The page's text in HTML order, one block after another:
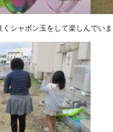
くシャボン玉をして楽しんでい